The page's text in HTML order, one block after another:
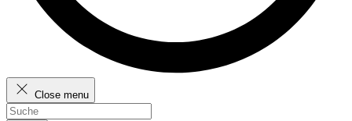
Close menu